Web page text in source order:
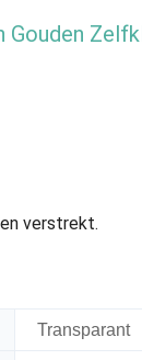
verstrekt.
Transparant